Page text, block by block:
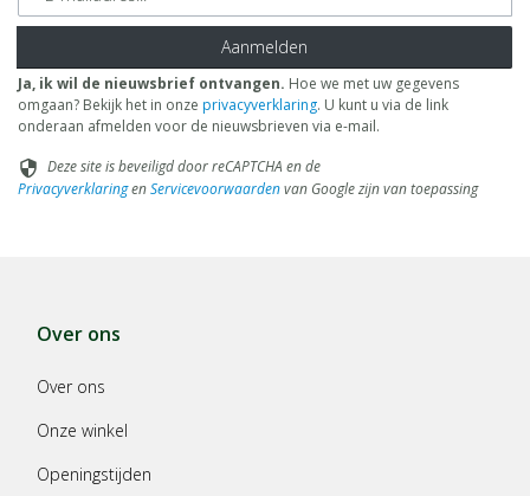
Aanmelden
Ja, ik wil de nieuwsbrief ontvangen. Hoe we met uw gegevens
omgaan? Bekijk het in onze privacyverklaring. U kunt u via de link
onderaan afmelden voor de nieuwsbrieven via e-mail.
security Deze site is beveiligd door reCAPTCHA en de
PrivacyverklaringenServicevoorwaardenvan Google zijn van toepassing
Over ons
Over ons
Onze winkel
Openingstijden